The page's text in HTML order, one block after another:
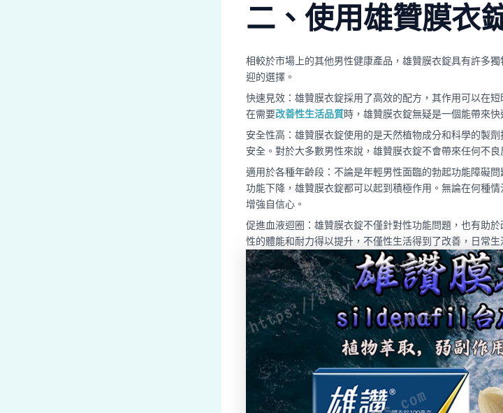
二、使用雄贊膜衣
相較於市場上的其他男性健康產品，雄贊膜衣錠具有許多
迎的選擇。
快速見效：雄贊膜衣錠採用了高效的配方，其作用可以在
在需要改善性生活品質時，雄贊膜衣錠無疑是一個能帶來快
安全性高：雄贊膜衣錠使用的是天然植物成分和科學的製
安全。對於大多數男性來說，雄贊膜衣錠不會帶來任何不
適用於各種年齡段：不論是年輕男性面臨的勃起功能障礙
功能下降，雄贊膜衣錠都可以起到積極作用。無論在何種
增強自信心。
促進血液迴圈：雄贊膜衣錠不僅針對性功能問題，也有助
性的體能和耐力得以提升，不僅性生活得到了改善，日常生